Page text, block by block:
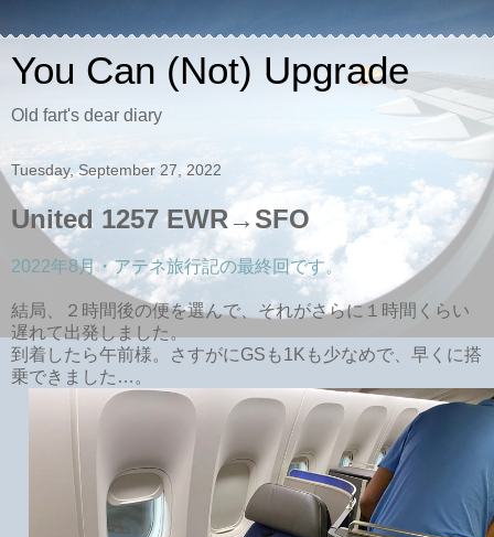
You Can (Not) Upgrade
Old fart's dear diary
Tuesday, September 27, 2022
United 1257 EWR→SFO
2022年8月・アテネ旅行記の最終回です。
結局、２時間後の便を選んで、それがさらに１時間くらい
遅れて出発しました。
到着したら午前様。さすがにGSも1Kも少なめで、早くに搭
乗できました…。